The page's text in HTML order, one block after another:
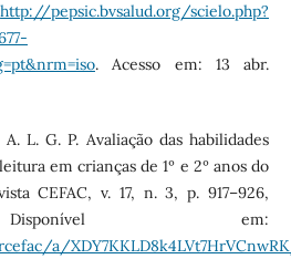
http://pepsic.bvsalud.org/scielo.php?
. Acesso em: 13 abr.
L. G. P. Avaliação das habilidades
em crianças de 1º e 2º anos do
CEFAC, v. 17, n. 3, p. 917–926,
em:
a/